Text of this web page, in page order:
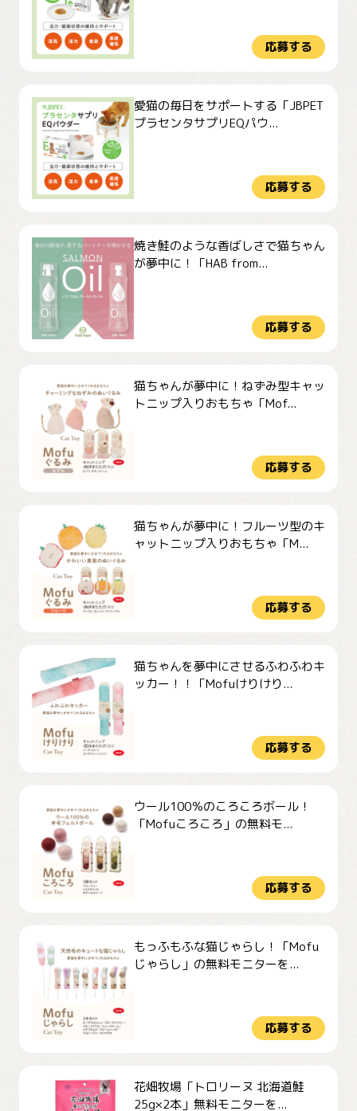
応募する
愛猫の毎日をサポートする「JBPET
プラセンタサプリEQパウ...
応募する
焼き鮭のような香ばしさで猫ちゃん
が夢中に！「HAB from...
応募する
猫ちゃんが夢中に！ねずみ型キャッ
トニップ入りおもちゃ「Mof...
応募する
猫ちゃんが夢中に！フルーツ型のキ
ャットニップ入りおもちゃ「M...
応募する
猫ちゃんを夢中にさせるふわふわキ
ッカー！！「Mofuけりけり...
応募する
ウール100％のころころボール！
「Mofuころころ」の無料モ...
応募する
もっふもふな猫じゃらし！「Mofu
じゃらし」の無料モニターを...
応募する
花畑牧場「トロリーヌ 北海道鮭
25g×2本」無料モニターを...